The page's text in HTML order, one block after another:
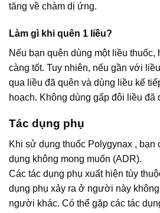
tăng về chàm dị ứng.
Làm gì khi quên 1 liều?
Nếu bạn quên dùng một liều thuốc,
càng tốt. Tuy nhiên, nếu gần với
qua liều đã quên và dùng liều kế
hoạch. Không dùng gấp đôi liều đã
Tác dụng phụ
Khi sử dụng thuốc Polygynax , bạn
dụng không mong muốn (ADR).
Các tác dụng phụ xuất hiện tùy
dụng phụ xảy ra ở người này
người khác. Có thể gặp các tác